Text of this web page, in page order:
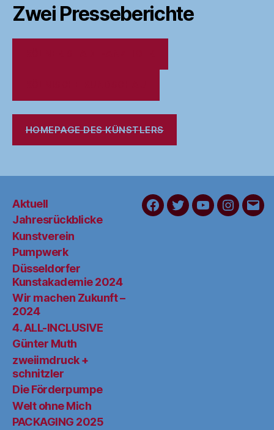
Zwei Presseberichte
HOMEPAGE DES KÜNSTLERS
Aktuell
Jahresrückblicke
Kunstverein
Pumpwerk
Düsseldorfer
Kunstakademie 2024
Wir machen Zukunft –
2024
4. ALL-INCLUSIVE
Günter Muth
zweiimdruck +
schnitzler
Die Förderpumpe
Welt ohne Mich
PACKAGING 2025
FaceBook
TwitterYouTube